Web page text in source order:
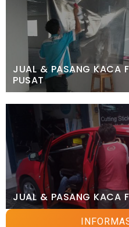
JUAL & PASANG KACA
PUSAT
JUAL & PASANG KACA